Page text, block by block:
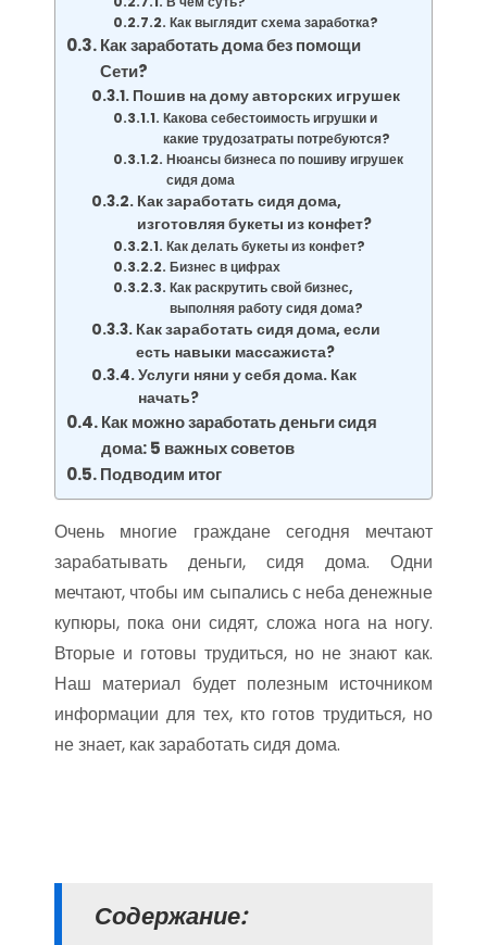
Как выглядит схема заработка?
Как заработать дома без помощи
Сети?
Пошив на дому авторских игрушек
Какова себестоимость игрушки и
какие трудозатраты потребуются?
Нюансы бизнеса по пошиву игрушек
сидя дома
Как заработать сидя дома,
изготовляя букеты из конфет?
Как делать букеты из конфет?
Бизнес в цифрах
Как раскрутить свой бизнес,
выполняя работу сидя дома?
Как заработать сидя дома, если
есть навыки массажиста?
Услуги няни у себя дома. Как
начать?
Как можно заработать деньги сидя
дома: 5 важных советов
Подводим итог
Очень многие граждане сегодня мечтают
зарабатывать деньги, сидя дома. Одни
мечтают, чтобы им сыпались с неба денежные
купюры, пока они сидят, сложа нога на ногу.
Вторые и готовы трудиться, но не знают как.
Наш материал будет полезным источником
информации для тех, кто готов трудиться, но
не знает, как заработать сидя дома.
Содержание: